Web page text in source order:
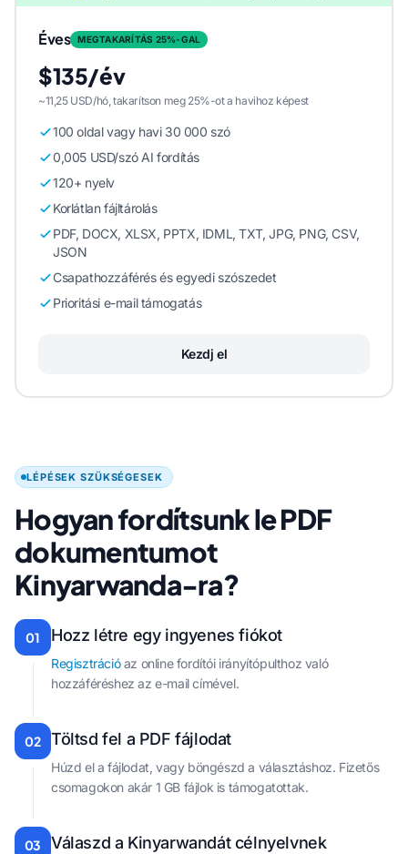
Éves MEGTAKARÍTÁS 25%-GAL
$135/év
~11,25 USD/hó, takarítson meg 25%-ot a havihoz képest
100 oldal vagy havi 30 000 szó
0,005 USD/szó AI fordítás
120+ nyelv
Korlátlan fájltárolás
PDF, DOCX, XLSX, PPTX, IDML, TXT, JPG, PNG, CSV,
JSON
Csapathozzáférés és egyedi szószedet
Prioritási e-mail támogatás
Kezdj el
LÉPÉSEK SZÜKSÉGESEK
Hogyan fordítsunk le PDF
dokumentumot
Kinyarwanda-ra?
01 Hozz létre egy ingyenes fiókot
Regisztrációaz online fordítói irányítópulthoz való
hozzáféréshez az e-mail címével.
02 Töltsd fel a PDF fájlodat
Húzd el a fájlodat, vagy böngészd a választáshoz. Fizetős
csomagokon akár 1 GB fájlok is támogatottak.
03 Válaszd a Kinyarwandát célnyelvnek